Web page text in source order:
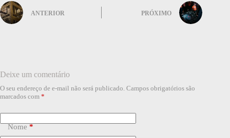
ANTERIOR PRÓXIMO
Deixe um comentário
O seu endereço de e-mail não será publicado. Campos obrigatórios são
marcados com *
Nome *